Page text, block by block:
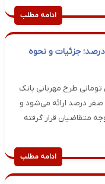
ادامه مطلب
درصد؛ جزئیات و نحوه
دریافت وام ۳۰۰ میلیون تومانی طرح مهربانی بانک
صفر درصد ارائه می‌شود و
متقاضیان قرار گرفته
ادامه مطلب